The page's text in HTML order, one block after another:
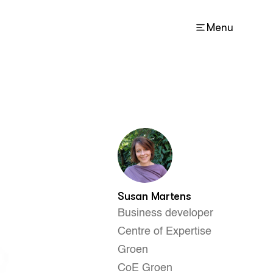
Menu
Susan Martens
Business developer
Centre of Expertise
Groen
CoE Groen